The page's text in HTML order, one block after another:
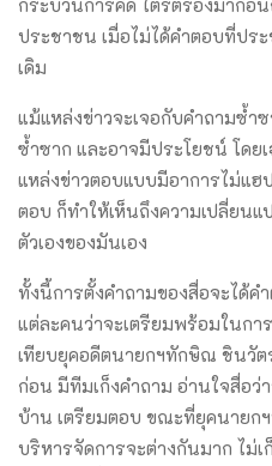
กระบวนการคิด ไตร่ตรองมาก่อ
ประชาชน เมื่อไม่ได้คำตอบที่ปร
เดิม
แม้แหล่งข่าวจะเจอกับคำถามซ้ำ
ซ้ำซาก และอาจมีประโยชน์ โดย
แหล่งข่าวตอบแบบมีอาการไม่แ
ตอบ ก็ทำให้เห็นถึงความเปลี่ยนแ
ตัวเองของมันเอง
ทั้งนี้การตั้งคำถามของสื่อจะได้ค
แต่ละคนว่าจะเตรียมพร้อมในก
เทียบยุคอดีตนายกฯทักษิณ ชินวัต
ก่อน มีทีมเก็งคำถาม อ่านใจสื่อว่
บ้าน เตรียมตอบ ขณะที่ยุคนายก
บริหารจัดการจะต่างกันมาก ไม่